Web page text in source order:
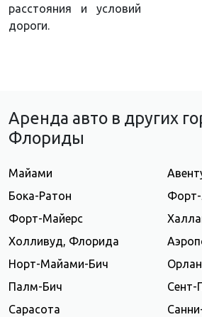
расстояния и условий
дороги.
Аренда авто в других
Флориды
Майами
Бока-Ратон
Форт-Майерс
Холливуд, Флорида
Норт-Майами-Бич
Палм-Бич
Сент-
Сарасота